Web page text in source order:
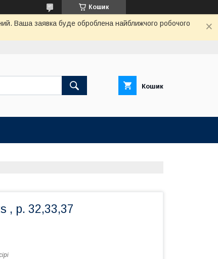
Кошик
Ваша заявка буде оброблена найближчого робочого
Кошик
, р. 32,33,37